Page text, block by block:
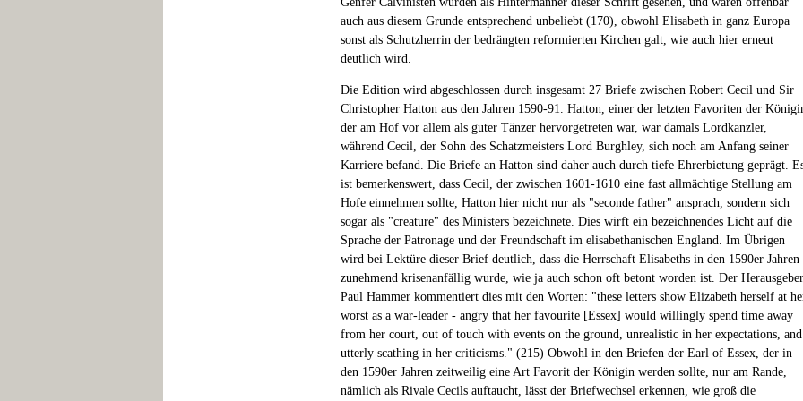
auch aus diesem Grunde entsprechend unbeliebt (170), obwohl Elisabeth in ganz Europa
sonst als Schutzherrin der bedrängten reformierten Kirchen galt, wie auch hier erneut
deutlich wird.
Die Edition wird abgeschlossen durch insgesamt 27 Briefe zwischen Robert Cecil und Sir
Christopher Hatton aus den Jahren 1590-91. Hatton, einer der letzten Favoriten der
der am Hof vor allem als guter Tänzer hervorgetreten war, war damals Lordkanzler,
während Cecil, der Sohn des Schatzmeisters Lord Burghley, sich noch am Anfang seiner
Karriere befand. Die Briefe an Hatton sind daher auch durch tiefe Ehrerbietung geprägt.
ist bemerkenswert, dass Cecil, der zwischen 1601-1610 eine fast allmächtige Stellung am
Hofe einnehmen sollte, Hatton hier nicht nur als "seconde father" ansprach, sondern sich
sogar als "creature" des Ministers bezeichnete. Dies wirft ein bezeichnendes Licht auf die
Sprache der Patronage und der Freundschaft im elisabethanischen England. Im Übrigen
wird bei Lektüre dieser Brief deutlich, dass die Herrschaft Elisabeths in den 1590er Jahren
zunehmend krisenanfällig wurde, wie ja auch schon oft betont worden ist. Der Herausgeber
Paul Hammer kommentiert dies mit den Worten: "these letters show Elizabeth herself at
worst as a war-leader - angry that her favourite [Essex] would willingly spend time away
from her court, out of touch with events on the ground, unrealistic in her expectations, and
utterly scathing in her criticisms." (215) Obwohl in den Briefen der Earl of Essex, der in
den 1590er Jahren zeitweilig eine Art Favorit der Königin werden sollte, nur am Rande,
nämlich als Rivale Cecils auftaucht, lässt der Briefwechsel erkennen, wie groß die